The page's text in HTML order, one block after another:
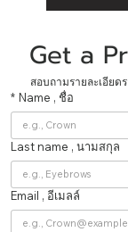
สอบถามรายละเอีย
* Name , ชื่อ
Last name , นามสกุล
Email , อีเมลล์